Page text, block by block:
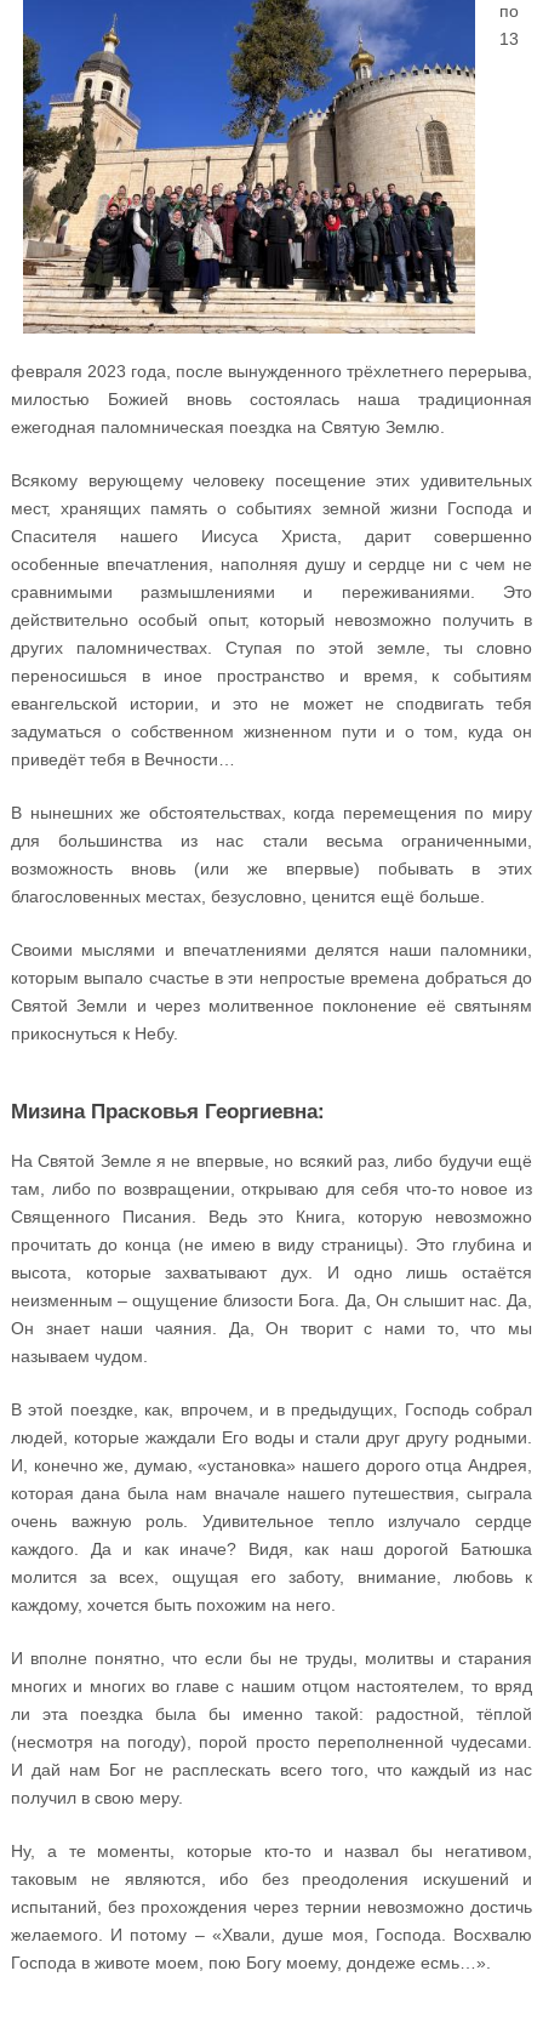
по
13
февраля 2023 года, после вынужденного трёхлетнего перерыва,
милостью Божией вновь состоялась наша традиционная
ежегодная паломническая поездка на Святую Землю.
Всякому верующему человеку посещение этих удивительных
мест, хранящих память о событиях земной жизни Господа и
Спасителя нашего Иисуса Христа, дарит совершенно
особенные впечатления, наполняя душу и сердце ни с чем не
сравнимыми размышлениями и переживаниями. Это
действительно особый опыт, который невозможно получить в
других паломничествах. Ступая по этой земле, ты словно
переносишься в иное пространство и время, к событиям
евангельской истории, и это не может не сподвигать тебя
задуматься о собственном жизненном пути и о том, куда он
приведёт тебя в Вечности…
В нынешних же обстоятельствах, когда перемещения по миру
для большинства из нас стали весьма ограниченными,
возможность вновь (или же впервые) побывать в этих
благословенных местах, безусловно, ценится ещё больше.
Своими мыслями и впечатлениями делятся наши паломники,
которым выпало счастье в эти непростые времена добраться до
Святой Земли и через молитвенное поклонение её святыням
прикоснуться к Небу.
Мизина Прасковья Георгиевна:
На Святой Земле я не впервые, но всякий раз, либо будучи ещё
там, либо по возвращении, открываю для себя что-то новое из
Священного Писания. Ведь это Книга, которую невозможно
прочитать до конца (не имею в виду страницы). Это глубина и
высота, которые захватывают дух. И одно лишь остаётся
неизменным – ощущение близости Бога. Да, Он слышит нас. Да,
Он знает наши чаяния. Да, Он творит с нами то, что мы
называем чудом.
В этой поездке, как, впрочем, и в предыдущих, Господь собрал
людей, которые жаждали Его воды и стали друг другу родными.
И, конечно же, думаю, «установка» нашего дорого отца Андрея,
которая дана была нам вначале нашего путешествия, сыграла
очень важную роль. Удивительное тепло излучало сердце
каждого. Да и как иначе? Видя, как наш дорогой Батюшка
молится за всех, ощущая его заботу, внимание, любовь к
каждому, хочется быть похожим на него.
И вполне понятно, что если бы не труды, молитвы и старания
многих и многих во главе с нашим отцом настоятелем, то вряд
ли эта поездка была бы именно такой: радостной, тёплой
(несмотря на погоду), порой просто переполненной чудесами.
И дай нам Бог не расплескать всего того, что каждый из нас
получил в свою меру.
Ну, а те моменты, которые кто-то и назвал бы негативом,
таковым не являются, ибо без преодоления искушений и
испытаний, без прохождения через тернии невозможно достичь
желаемого. И потому – «Хвали, душе моя, Господа. Восхвалю
Господа в животе моем, пою Богу моему, дондеже есмь…».